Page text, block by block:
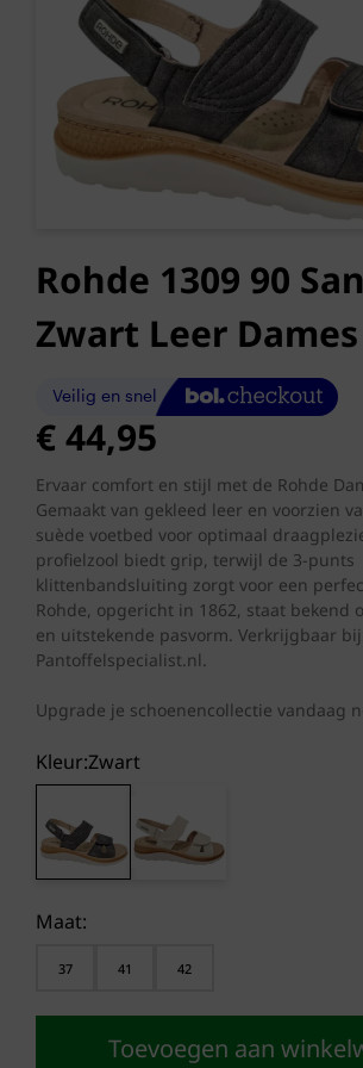
Rohde 1309 90
Zwart Leer Dames
€44,95
Ervaar comfort en stijl met de Rohde
Gemaakt van gekleed leer en voorzien
suède voetbed voor optimaal
profielzool biedt grip, terwijl de 3-punts
klittenbandsluiting zorgt voor een
Rohde, opgericht in 1862, staat bekend
en uitstekende pasvorm. Verkrijgbaar
Pantoffelspecialist.nl.
Upgrade je schoenencollectie vandaag
Kleur: zwart
Maat:
37 41 42
Toevoegen aan